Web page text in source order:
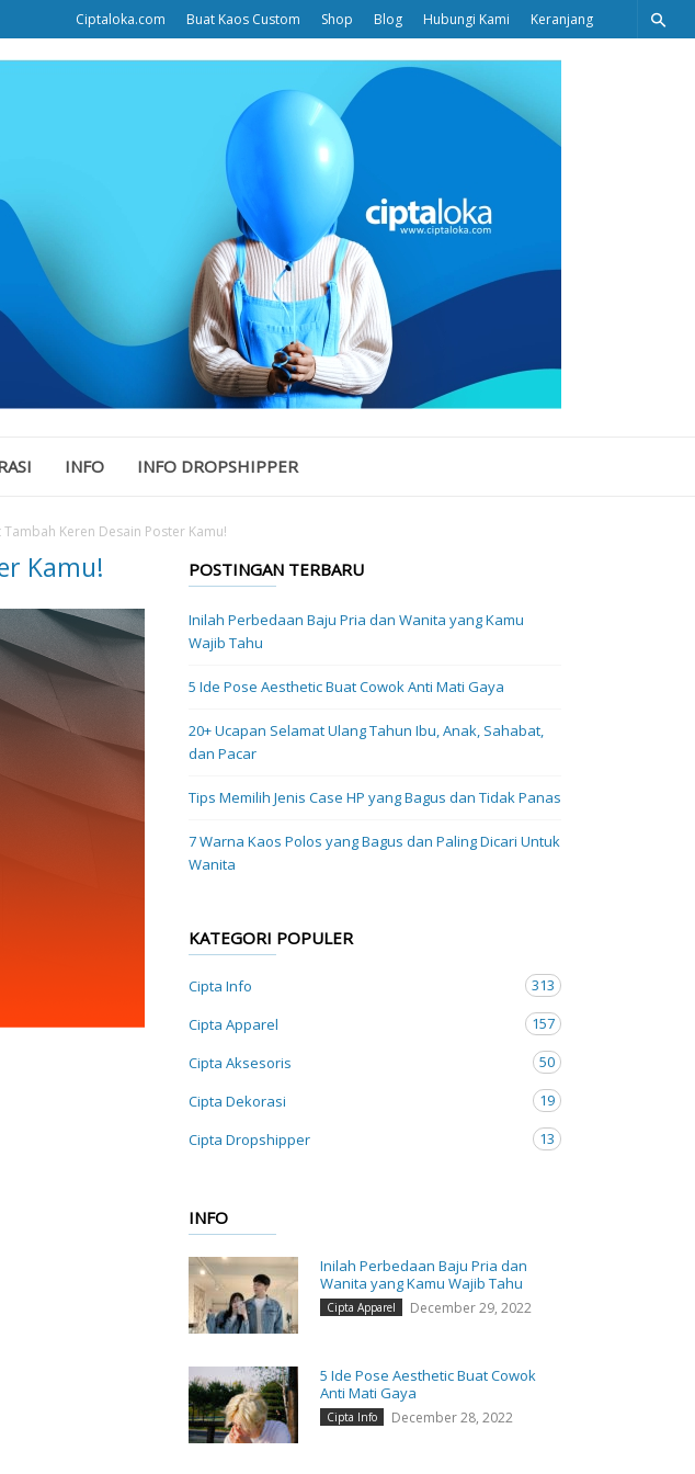
Ciptaloka.com Buat Kaos Custom Shop Blog Hubungi Kami Keranjang
INFO INFO DROPSHIPPER
Keren Desain Poster Kamu!
Kamu! POSTINGAN TERBARU
Inilah Perbedaan Baju Pria dan Wanita yang Kamu
Wajib Tahu
5 Ide Pose Aesthetic Buat Cowok Anti Mati Gaya
20+ Ucapan Selamat Ulang Tahun Ibu, Anak, Sahabat,
dan Pacar
Tips Memilih Jenis Case HP yang Bagus dan Tidak Panas
7 Warna Kaos Polos yang Bagus dan Paling Dicari Untuk
Wanita
KATEGORI POPULER
Cipta Info
313
Cipta Apparel
157
Cipta Aksesoris
50
Cipta Dekorasi
19
Cipta Dropshipper
13
INFO
Inilah Perbedaan Baju Pria dan
Wanita yang Kamu Wajib Tahu
Cipta Apparel December 29, 2022
5 Ide Pose Aesthetic Buat Cowok
Anti Mati Gaya
Cipta Info December 28, 2022